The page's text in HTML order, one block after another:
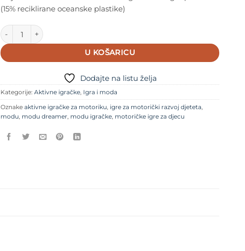
(15% reciklirane oceanske plastike)
MODU Explorer set, Ocean Mint/Forest Green količina
U KOŠARICU
Dodajte na listu želja
Kategorije: Aktivne igračke Igra i moda
Oznake aktivne igračke za motoriku igre za motorički razvoj djeteta
modu modu dreamer modu igračke motoričke igre za djecu